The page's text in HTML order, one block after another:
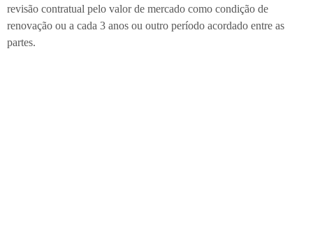
revisão contratual pelo valor de mercado como condição de
renovação ou a cada 3 anos ou outro período acordado entre as
partes.